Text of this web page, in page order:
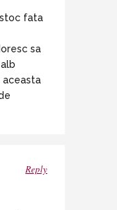
fata
sa
aceasta
Reply